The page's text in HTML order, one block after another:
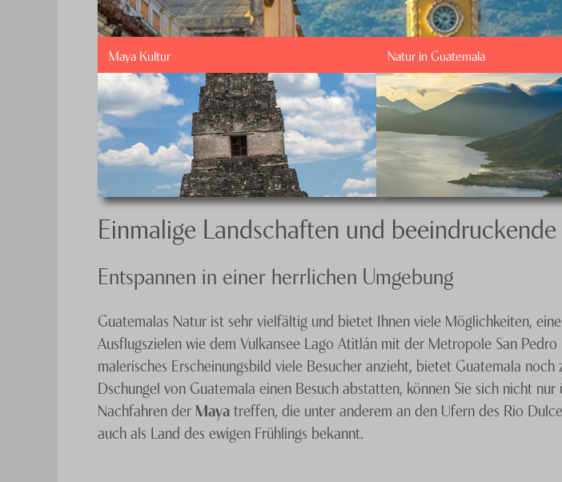
Maya Kultur Natur in Guatemala
Einmalige Landschaften und
Entspannen in einer herrlichen Umgebung
Guatemalas Natur ist sehr vielfältig und bietet Ihnen viele Möglichkeiten,
Ausflugszielen wie dem Vulkansee Lago Atitlán mit der Metropole San
malerisches Erscheinungsbild viele Besucher anzieht, bietet Guatemala
Dschungel von Guatemala einen Besuch abstatten, können Sie sich nicht
Nachfahren der Mayatreffen, die unter anderem an den Ufern des Rio
auch als Land des ewigen Frühlings bekannt.